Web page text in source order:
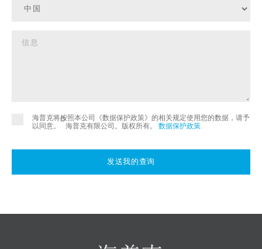
海普克将按照本公司《数据保护政策》的相关规定使用您的数据，请予
以同意。
©
海普克有限公司。版权所有。 数据保护政策.
发送我的查询